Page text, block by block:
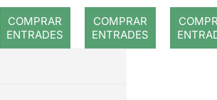
COMPRAR
ENTRADES
COMPRAR
ENTRADES